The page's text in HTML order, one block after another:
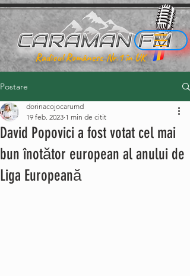
Radioul Românesc Nr.1 în UK
Postare
David Popovici a fost votat cel mai
bun înotător european al anului de
Liga Europeană
dorinacojocarumd
19 feb. 2023 1 min de citit